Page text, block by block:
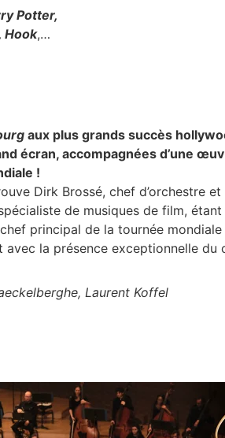
Potter,
Hook,…
aux plus grands succès
écran, accompagnées d’une
!
Dirk Brossé, chef d’orchestre
de musiques de film,
principal de la tournée mondiale
la présence exceptionnelle du
Laurent Koffel